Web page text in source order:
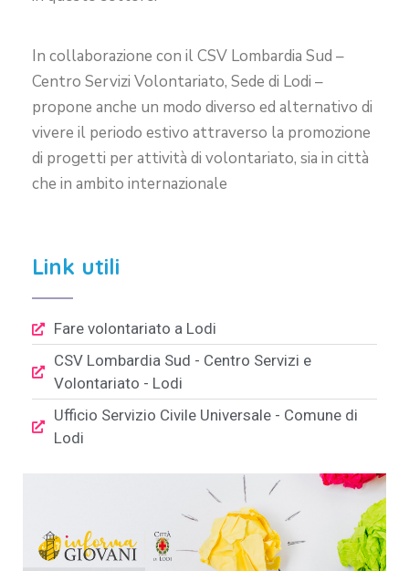
In collaborazione con il CSV Lombardia Sud –
Centro Servizi Volontariato, Sede di Lodi –
propone anche un modo diverso ed alternativo di
vivere il periodo estivo attraverso la promozione
di progetti per attività di volontariato, sia in città
che in ambito internazionale
Link utili
Fare volontariato a Lodi
CSV Lombardia Sud - Centro Servizi e
Volontariato - Lodi
Ufficio Servizio Civile Universale - Comune di
Lodi